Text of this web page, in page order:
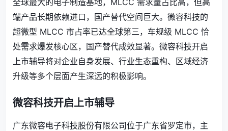
全球最大的电子制造基地，MLCC 需求量占比高，但高
端产品长期依赖进口，国产替代空间巨大。微容科技的
超微型 MLCC 市占率已达全球第三， 车规级 MLCC 恰
处需求爆发核心区， 国产替代成效显著。微容科技开启
上市辅导将对企业自身发展、行业生态重构、区域经济
升级等多个层面产生深远的积极影响。
微容科技开启上市辅导
广东微容电子科技股份有限公司位于广东省罗定市，主